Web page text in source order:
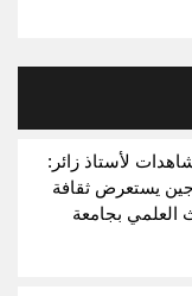
لأستاذ زائر:
يستعرض ثقافة
العلمي بجامعة